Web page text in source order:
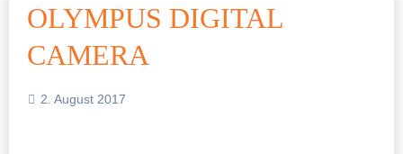
OLYMPUS DIGITAL
CAMERA
2. August 2017